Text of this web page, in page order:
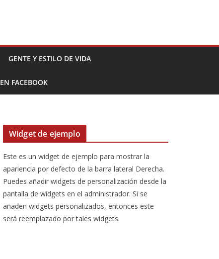
GENTE Y ESTILO DE VIDA
FACEBOOK
Widget de ejemplo
Este es un widget de ejemplo para mostrar la
apariencia por defecto de la barra lateral Derecha.
Puedes añadir widgets de personalización desde la
pantalla de widgets en el administrador. Si se
añaden widgets personalizados, entonces este
será reemplazado por tales widgets.